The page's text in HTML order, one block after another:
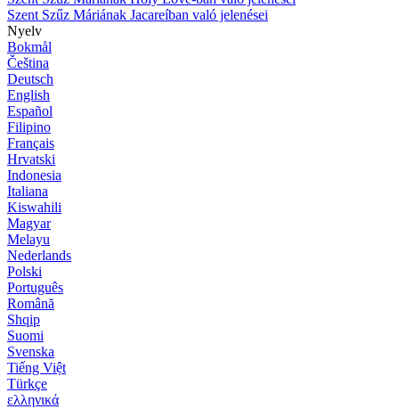
Szent Szűz Máriának Jacareíban való jelenései
Nyelv
Bokmål
Čeština
Deutsch
English
Español
Filipino
Français
Hrvatski
Indonesia
Italiana
Kiswahili
Magyar
Melayu
Nederlands
Polski
Português
Română
Shqip
Suomi
Svenska
Tiếng Việt
Türkçe
ελληνικά